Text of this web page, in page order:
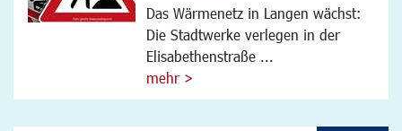
Das Wärmenetz in Langen wächst:
Die Stadtwerke verlegen in der
Elisabethenstraße ...
mehr >